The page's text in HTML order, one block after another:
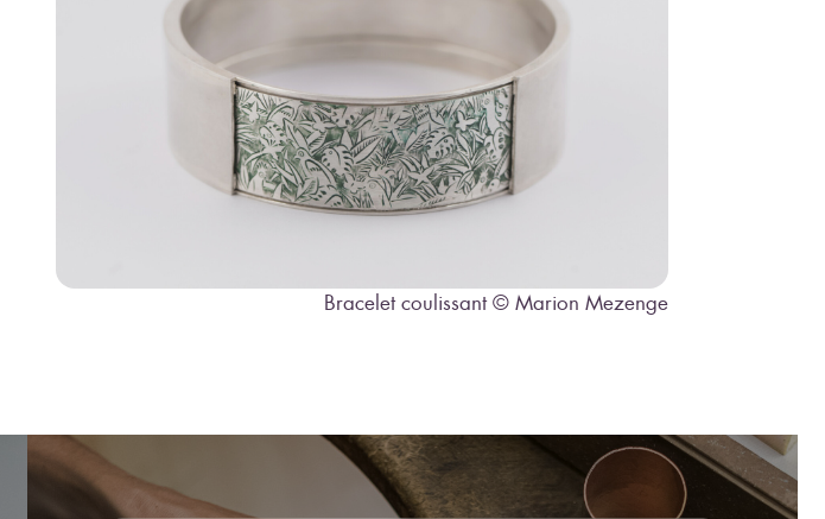
Bracelet coulissant © Marion Mezenge